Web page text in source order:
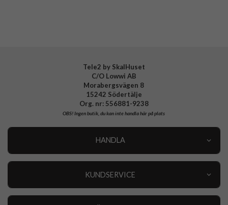
Tele2 by SkalHuset
C/O Lowwi AB
Morabergsvägen 8
15242 Södertälje
Org. nr: 556881-9238
OBS!Ingen butik, du kan inte handla här på plats
HANDLA
KUNDSERVICE